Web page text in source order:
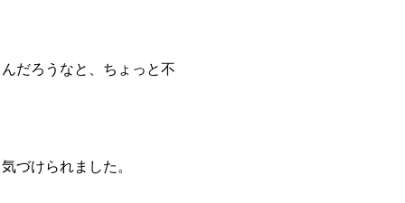
だろうなと、ちょっと不
づけられました。